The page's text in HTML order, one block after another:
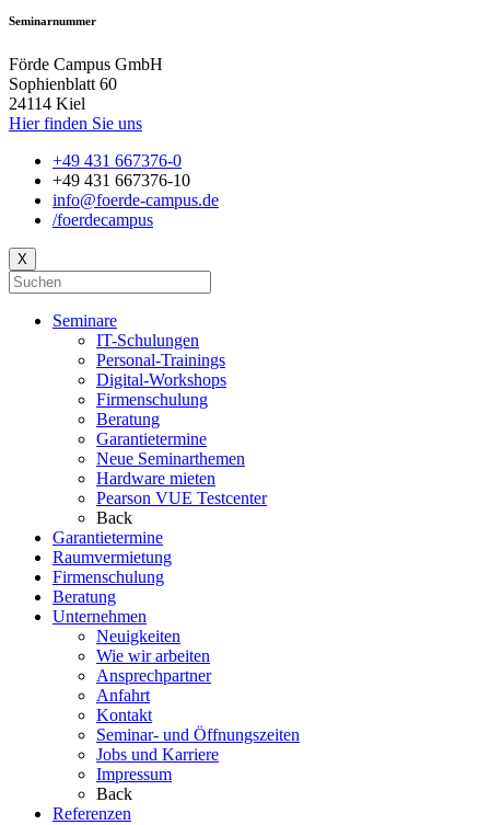
Seminarnummer
Förde Campus GmbH
Sophienblatt 60
24114 Kiel
Hier finden Sie uns
+49 431 667376-0
+49 431 667376-10
info@foerde-campus.de
/foerdecampus
X
Seminare
IT-Schulungen
Personal-Trainings
Digital-Workshops
Firmenschulung
Beratung
Garantietermine
Neue Seminarthemen
Hardware mieten
Pearson VUE Testcenter
Back
Garantietermine
Raumvermietung
Firmenschulung
Beratung
Unternehmen
Neuigkeiten
Wie wir arbeiten
Ansprechpartner
Anfahrt
Kontakt
Seminar- und Öffnungszeiten
Jobs und Karriere
Impressum
Back
Referenzen